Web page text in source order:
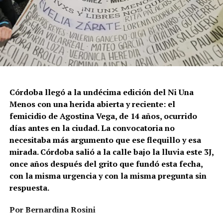
Córdoba llegó a la undécima edición del Ni Una
Menos con una herida abierta y reciente: el
femicidio de Agostina Vega, de 14 años, ocurrido
días antes en la ciudad. La convocatoria no
necesitaba más argumento que ese flequillo y esa
mirada. Córdoba salió a la calle bajo la lluvia este 3J,
once años después del grito que fundó esta fecha,
con la misma urgencia y con la misma pregunta sin
respuesta.
Por Bernardina Rosini